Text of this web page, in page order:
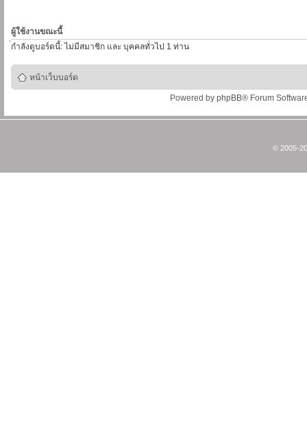
ผู้ใช้งานขณะนี้
่กำลังดูบอร์ดนี้: ไม่มีสมาชิก และ บุคคลทั่วไป 1 ท่าน
หน้าเว็บบอร์ด
Powered by phpBB® Forum
© 2005-